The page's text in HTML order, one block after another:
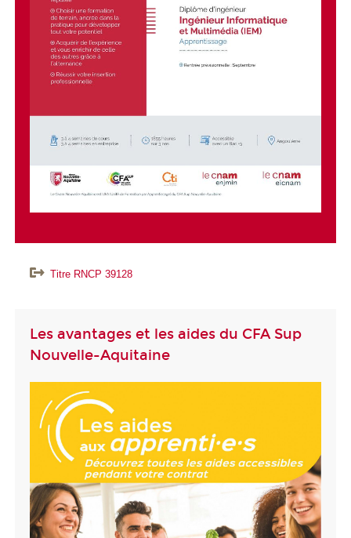
Titre RNCP 39128
Les avantages et les aides du CFA Sup
Nouvelle-Aquitaine